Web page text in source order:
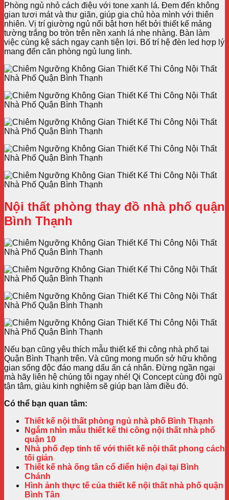
Phòng ngủ nhỏ cách điệu với tone xanh lá. Đem đến không
gian tươi mát và thư giãn, giúp gia chủ hòa mình với thiên
nhiên. Vị trí giường ngủ nổi bật hơn hết bởi thiết kế mảng
tường trắng bo tròn trên nền xanh lá nhẹ nhàng. Bàn làm
việc cùng kệ sách ngay cạnh tiện lợi. Bố trí hệ đèn led hợp lý
mang đến căn phòng ngủ lung linh.
Nội thất phòng thay đồ nhà phố quận
Bình Thạnh
Nếu bạn cũng yêu thích mẫu thiết kế thi công nhà phố tại
Quận Bình Thạnh trên. Và cũng mong muốn sở hữu không
gian sống độc đáo mang dấu ấn cá nhân. Đừng ngần ngại
mà hãy liên hệ chúng tôi ngay nhé! Qi Concept cùng đội ngũ
tận tâm, giàu kinh nghiệm sẽ giúp bạn làm điều đó.
Có thể bạn quan tâm:
Thiết kế nội thất phòng ngủ nhà phố Bình Thạnh
Ngắm nhìn mẫu thiết kế thi công nội thất nhà phố
quận 10
Nhà phố đẹp tinh tế với thiết kế nội thất phong cách
tối giản
Thiết kế nhà ống tân cổ điển hiện đại tại Bình
Chánh
Hình ảnh thực tế của thiết kế nội thất nhà phố quận
Bình Tân